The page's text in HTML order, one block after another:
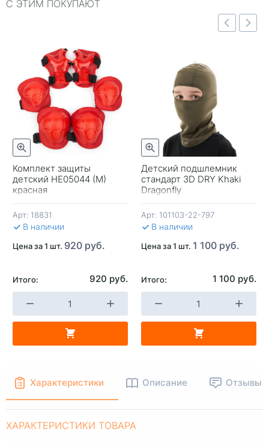
С ЭТИМ ПОКУПАЮТ
Комплект защиты
детский НЕ05044 (М)
красная
Арт: 18831
В наличии
Цена за 1 шт. 920 руб.
Итого: 920 руб.
Детский подшлемник
стандарт 3D DRY Khaki
Dragonfly
Арт: 101103-22-797
В наличии
Цена за 1 шт. 1 100 руб.
Итого: 1 100 руб.
Характеристики Описание Отзывы
ХАРАКТЕРИСТИКИ ТОВАРА